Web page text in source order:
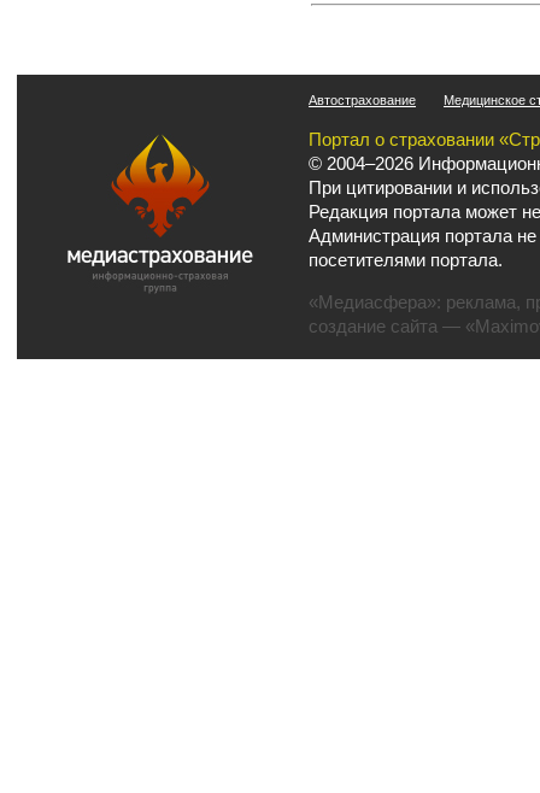
Автострахование Медицинское
Портал о страховании
© 2004–2026
При цитировании и
Редакция портала может
Администрация портала
посетителями портала.
«Медиасфера»: реклама,
создание сайта —